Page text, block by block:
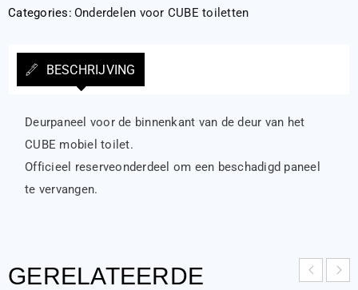
Categories: Onderdelen voor CUBE toiletten
BESCHRIJVING
Deurpaneel voor de binnenkant van de deur van het
CUBE mobiel toilet.
Officieel reserveonderdeel om een beschadigd paneel
te vervangen.
GERELATEERDE